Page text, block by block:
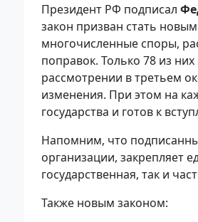
Президент РФ подписал
закон призван стать
многочисленные споры,
поправок. Только 78 из
рассмотрении в третьем
изменения. При этом на
государства и готов к
Напомним, что
организации, закрепляет
государственная, так и
Также новым законом: